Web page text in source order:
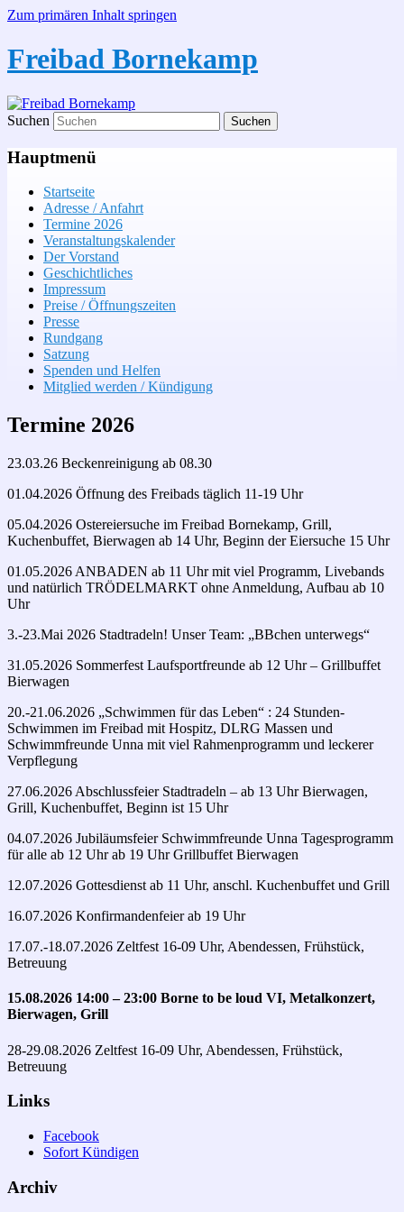
Zum primären Inhalt springen
Freibad Bornekamp
Suchen
Hauptmenü
Startseite
Adresse / Anfahrt
Termine 2026
Veranstaltungskalender
Der Vorstand
Geschichtliches
Impressum
Preise / Öffnungszeiten
Presse
Rundgang
Satzung
Spenden und Helfen
Mitglied werden / Kündigung
Termine 2026
23.03.26 Beckenreinigung ab 08.30
01.04.2026 Öffnung des Freibads täglich 11-19 Uhr
05.04.2026 Ostereiersuche im Freibad Bornekamp, Grill,
Kuchenbuffet, Bierwagen ab 14 Uhr, Beginn der Eiersuche 15 Uhr
01.05.2026 ANBADEN ab 11 Uhr mit viel Programm, Livebands
und natürlich TRÖDELMARKT ohne Anmeldung, Aufbau ab 10
Uhr
3.-23.Mai 2026 Stadtradeln! Unser Team: „BBchen unterwegs“
31.05.2026 Sommerfest Laufsportfreunde ab 12 Uhr – Grillbuffet
Bierwagen
20.-21.06.2026 „Schwimmen für das Leben“ : 24 Stunden-
Schwimmen im Freibad mit Hospitz, DLRG Massen und
Schwimmfreunde Unna mit viel Rahmenprogramm und leckerer
Verpflegung
27.06.2026 Abschlussfeier Stadtradeln – ab 13 Uhr Bierwagen,
Grill, Kuchenbuffet, Beginn ist 15 Uhr
04.07.2026 Jubiläumsfeier Schwimmfreunde Unna Tagesprogramm
für alle ab 12 Uhr ab 19 Uhr Grillbuffet Bierwagen
12.07.2026 Gottesdienst ab 11 Uhr, anschl. Kuchenbuffet und Grill
16.07.2026 Konfirmandenfeier ab 19 Uhr
17.07.-18.07.2026 Zeltfest 16-09 Uhr, Abendessen, Frühstück,
Betreuung
15.08.2026 14:00 – 23:00 Borne to be loud VI, Metalkonzert,
Bierwagen, Grill
28-29.08.2026 Zeltfest 16-09 Uhr, Abendessen, Frühstück,
Betreuung
Links
Facebook
Sofort Kündigen
Archiv